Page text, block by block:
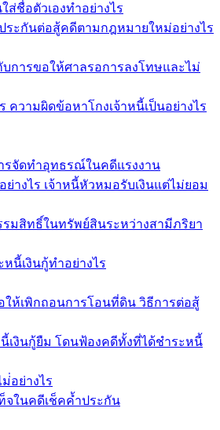
ชื่อตัวเองทำอย่างไร
ะกันต่อสู้คดีตามกฎหมายใหม่อย่างไร
การขอให้ศาลรอการลงโทษและไม่
วามผิดข้อหาโกงเจ้าหนี้เป็นอย่างไร
รจัดทำอุทธรณ์ในคดีแรงงาน
างไร เจ้าหนี้หัวหมอรับเงินแต่ไม่ยอม
มสิทธิ์ในทรัพย์สินระหว่างสามีภริยา
นี้เงินกู้ทำอย่างไร
ห้เพิกถอนการโอนที่ดิน วิธีการต่อสู้
นี้เงินกู้ยืม โดนฟ้องคดีทั้งที่ได้ชำระหนี้
อย่างไร
จในคดีเช็คค้ำประกัน